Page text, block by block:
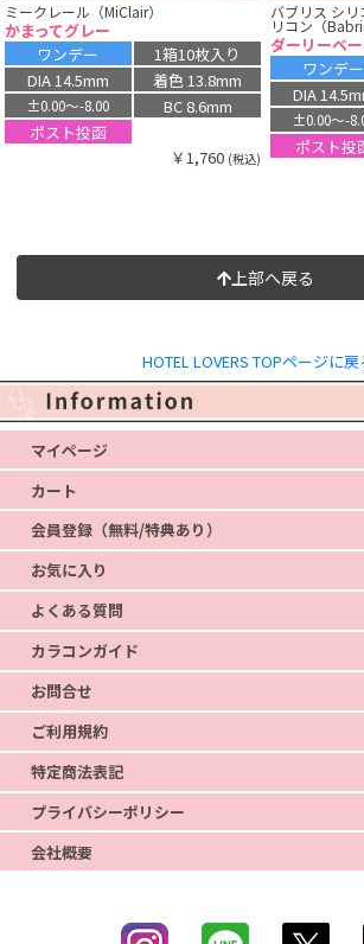
ミークレール（MiClair）
かまってグレー
ワンデー
1箱10枚入り
DIA 14.5mm
着色 13.8mm
±0.00〜-8.00
BC 8.6mm
ポスト投函
￥1,760 (税込)
バブリス シ
リコン（
ダーリーベ
ワンデー
DIA
±0.00〜-
ポスト投
上部へ戻る
HOTEL LOVERS TOPページに
マイページ
カート
会員登録（無料/特典あり）
お気に入り
よくある質問
カラコンガイド
お問合せ
ご利用規約
特定商法表記
プライバシーポリシー
会社概要